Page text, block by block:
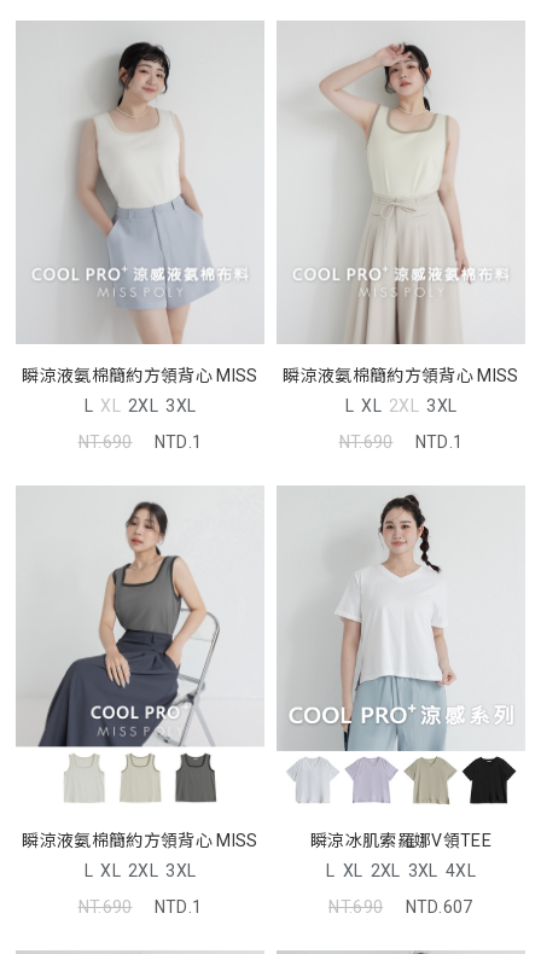
瞬涼液氨棉簡約方領背心 MISS
L XL 2XL 3XL
NT.690
NTD.1
瞬涼液氨棉簡約方領背心 MISS
L XL 2XL 3XL
NT.690
NTD.1
瞬涼液氨棉簡約方領背心 MISS
L XL 2XL 3XL
NT.690
NTD.1
瞬涼冰肌索羅娜V領TEE
L XL 2XL 3XL 4XL
NT.690
NTD.607